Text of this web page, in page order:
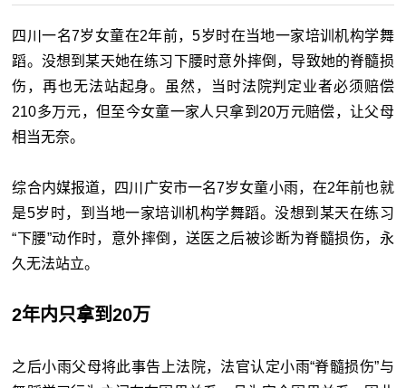
四川一名7岁女童在2年前，5岁时在当地一家培训机构学舞
蹈。没想到某天她在练习下腰时意外摔倒，导致她的脊髓损
伤，再也无法站起身。虽然，当时法院判定业者必须赔偿
210多万元，但至今女童一家人只拿到20万元赔偿，让父母
相当无奈。
综合内媒报道，四川广安市一名7岁女童小雨，在2年前也就
是5岁时，到当地一家培训机构学舞蹈。没想到某天在练习
“下腰”动作时，意外摔倒，送医之后被诊断为脊髓损伤，永
久无法站立。
2年内只拿到20万
之后小雨父母将此事告上法院，法官认定小雨“脊髓损伤”与